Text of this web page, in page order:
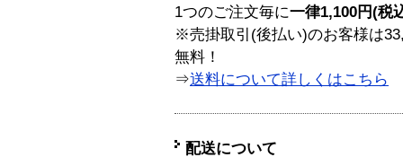
1つのご注文毎に一律1,100円(税
※売掛取引(後払い)のお客様は
無料！
⇒送料について詳しくはこちら
配送について